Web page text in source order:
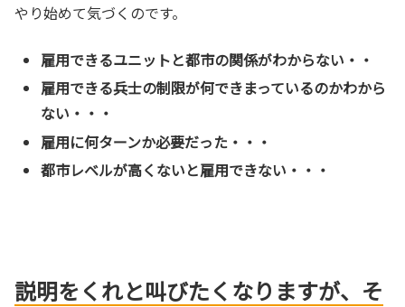
やり始めて気づくのです。
雇用できるユニットと都市の関係がわからない・・
雇用できる兵士の制限が何できまっているのかわから
ない・・・
雇用に何ターンか必要だった・・・
都市レベルが高くないと雇用できない・・・
説明をくれと叫びたくなりますが、そ